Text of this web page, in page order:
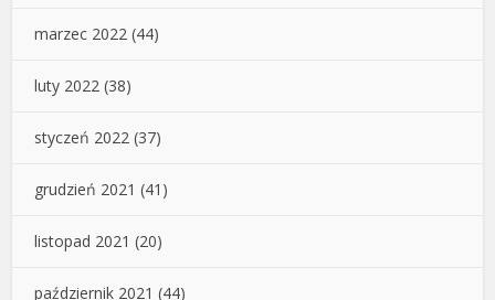
marzec 2022 (44)
luty 2022 (38)
styczeń 2022 (37)
grudzień 2021 (41)
listopad 2021 (20)
październik 2021 (44)